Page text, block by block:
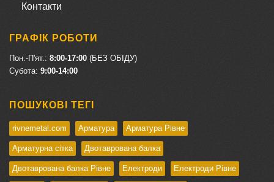
Контакти
ГРАФІК РОБОТИ
Пон.-П'ят.: 8:00-17:00 (БЕЗ ОБІДУ)
Cубота: 9:00-14:00
ПОШУКОВІ ТЕГІ
rivnemetal.com Арматура Арматура Рівне
Арматурна сітка Двотаврована балка
Двотаврована балка Рівне Електроди Електроди Рівне